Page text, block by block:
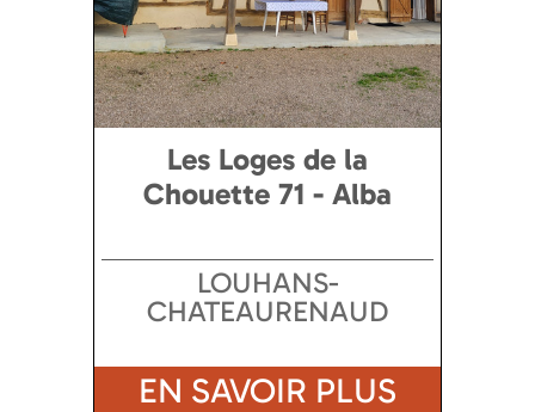
Les Loges de la
Chouette 71 - Alba
LOUHANS-
CHATEAURENAUD
EN SAVOIR PLUS